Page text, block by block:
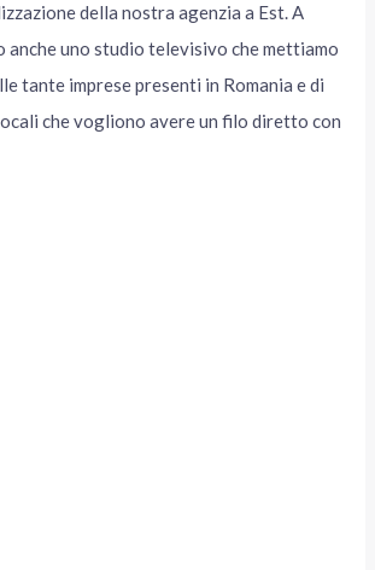
della nostra agenzia a Est. A
anche uno studio televisivo che mettiamo
tante imprese presenti in Romania e di
che vogliono avere un filo diretto con